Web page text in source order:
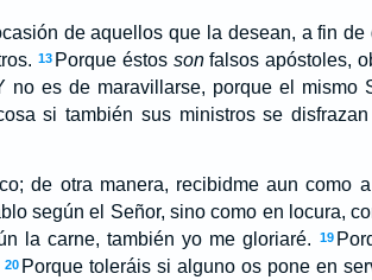
de aquellos que la desean, a fin
13 Porque éstos sonfalsos apóstoles,
no es de maravillarse, porque el mismo
si también sus ministros se
de otra manera, recibidme aun como
según el Señor, sino como en locura,
la carne, también yo me gloriaré. 19
20 Porque toleráis si alguno os pone en